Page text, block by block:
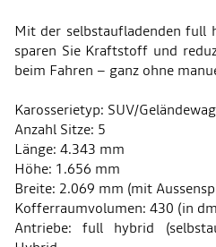
Mit der selbstaufladenden full
sparen Sie Kraftstoff und
beim Fahren – ganz ohne
Karosserietyp: SUV/
Anzahl Sitze: 5
Länge: 4.343 mm
Höhe: 1.656 mm
Breite: 2.069 mm (mit
Kofferraumvolumen: 430 (in
Antriebe: full hybrid